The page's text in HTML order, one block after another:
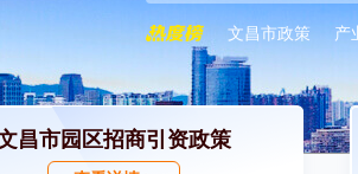
文昌市政策 产
昌市园区招商引资政策